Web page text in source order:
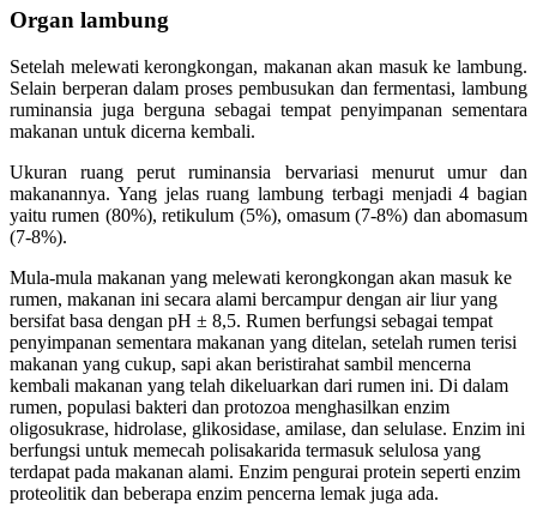
Organ lambung
Setelah melewati kerongkongan, makanan akan masuk ke lambung.
Selain berperan dalam proses pembusukan dan fermentasi, lambung
ruminansia juga berguna sebagai tempat penyimpanan sementara
makanan untuk dicerna kembali.
Ukuran ruang perut ruminansia bervariasi menurut umur dan
makanannya. Yang jelas ruang lambung terbagi menjadi 4 bagian
yaitu rumen (80%), retikulum (5%), omasum (7-8%) dan abomasum
(7-8%).
Mula-mula makanan yang melewati kerongkongan akan masuk ke
rumen, makanan ini secara alami bercampur dengan air liur yang
bersifat basa dengan pH ± 8,5. Rumen berfungsi sebagai tempat
penyimpanan sementara makanan yang ditelan, setelah rumen terisi
makanan yang cukup, sapi akan beristirahat sambil mencerna
kembali makanan yang telah dikeluarkan dari rumen ini. Di dalam
rumen, populasi bakteri dan protozoa menghasilkan enzim
oligosukrase, hidrolase, glikosidase, amilase, dan selulase. Enzim ini
berfungsi untuk memecah polisakarida termasuk selulosa yang
terdapat pada makanan alami. Enzim pengurai protein seperti enzim
proteolitik dan beberapa enzim pencerna lemak juga ada.